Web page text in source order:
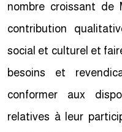
nombre croissant de
contribution
social et culturel et
besoins et
conformer aux
relatives à leur